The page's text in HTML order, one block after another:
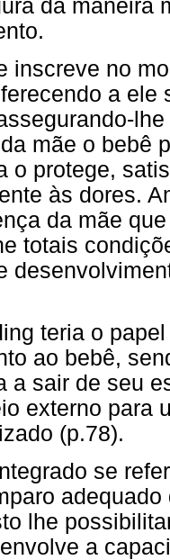
da maneira
inscreve no
a ele
mãe o bebê
o protege,
às dores.
da mãe
totais
teria o
ao bebê,
a sair de seu
externo para
(p.78).
se
lhe
a